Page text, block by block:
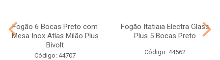
Fogão 6 Bocas Preto com
Mesa Inox Atlas Milão Plus
Bivolt
Código: 44707
Fogão Itatiaia Electra Glass
Plus 5 Bocas Preto
Código: 44562